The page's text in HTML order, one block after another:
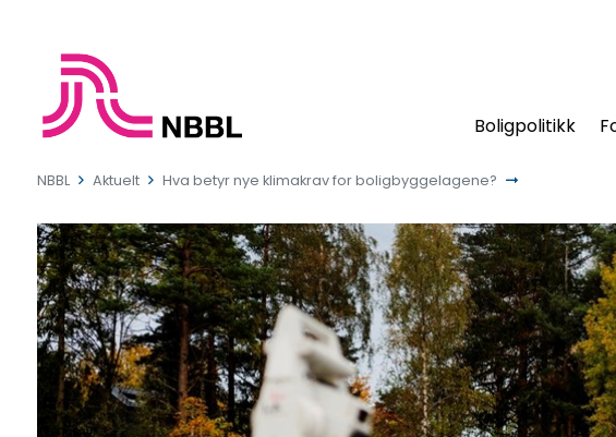
Boligpolitikk
NBBL Aktuelt Hva betyr nye klimakrav for boligbyggelagene?